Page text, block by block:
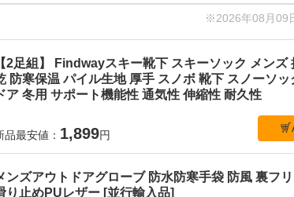
※2026年08月09
【2足組】 Findwayスキー靴下 スキーソック メンズ
防寒保温 パイル生地 厚手 スノボ 靴下 スノーソッ
ドア 冬用 サポート機能性 通気性 伸縮性 耐久性
品最安値： 1,899円
ンズアウトドアグローブ 防水防寒手袋 防風 裏フ
り止めPUレザー [並行輸入品]